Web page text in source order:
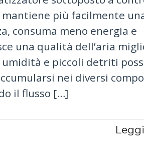
più facilmente
consuma meno energia e
una qualità dell’aria
umidità e piccoli detriti
nei diversi
il flusso […]